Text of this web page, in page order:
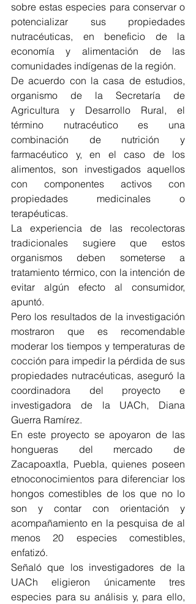
sobre estas especies para conservar o
potencializar sus propiedades
nutracéuticas, en beneficio de la
economía y alimentación de las
comunidades indígenas de la región.
De acuerdo con la casa de estudios,
organismo de la Secretaría de
Agricultura y Desarrollo Rural, el
término nutracéutico es una
combinación de nutrición y
farmacéutico y, en el caso de los
alimentos, son investigados aquellos
con componentes activos con
propiedades medicinales o
terapéuticas.
La experiencia de las recolectoras
tradicionales sugiere que estos
organismos deben someterse a
tratamiento térmico, con la intención de
evitar algún efecto al consumidor,
apuntó.
Pero los resultados de la investigación
mostraron que es recomendable
moderar los tiempos y temperaturas de
cocción para impedir la pérdida de sus
propiedades nutracéuticas, aseguró la
coordinadora del proyecto e
investigadora de la UACh, Diana
Guerra Ramírez.
En este proyecto se apoyaron de las
hongueras del mercado de
Zacapoaxtla, Puebla, quienes poseen
etnoconocimientos para diferenciar los
hongos comestibles de los que no lo
son y contar con orientación y
acompañamiento en la pesquisa de al
menos 20 especies comestibles,
enfatizó.
Señaló que los investigadores de la
UACh eligieron únicamente tres
especies para su análisis y, para ello,